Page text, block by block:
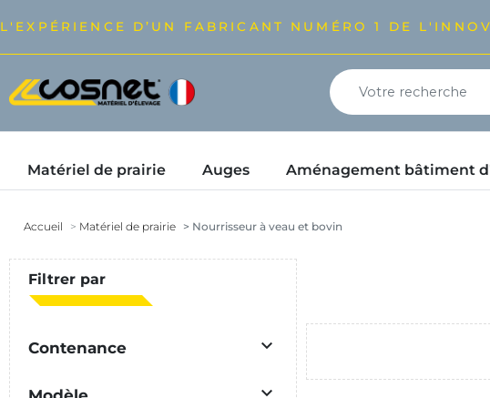
L'EXPÉRIENCE D’UN FABRICANT NUMÉRO 1 DE
Matériel de prairie Auges Aménagement bâtiment
Accueil Matériel de prairie Nourrisseur à veau et bovin
Filtrer par
Contenance 
